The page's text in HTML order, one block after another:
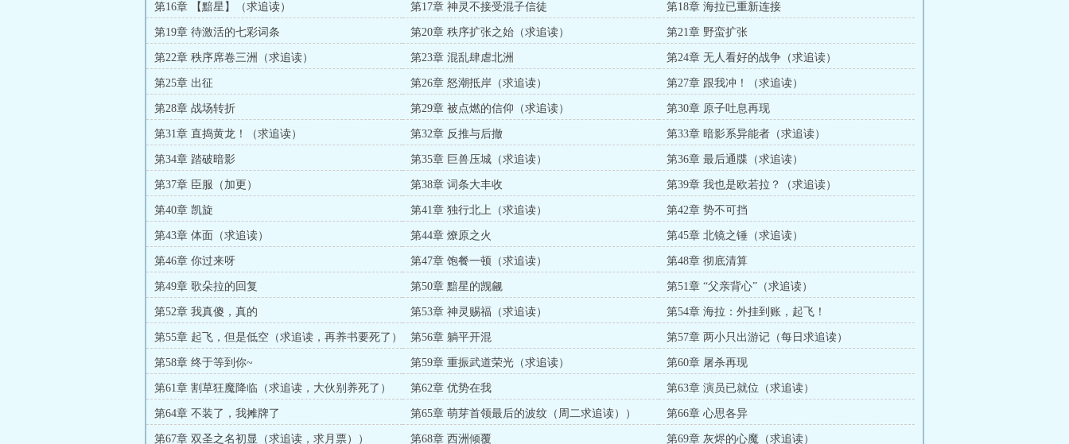
第16章 【黯星】（求追读） 第17章 神灵不接受混子信徒 第18章 海拉已重新连接
第19章 待激活的七彩词条 第20章 秩序扩张之始（求追读） 第21章 野蛮扩张
第22章 秩序席卷三洲（求追读） 第23章 混乱肆虐北洲 第24章 无人看好的战争（求追读）
第25章 出征 第26章 怒潮抵岸（求追读） 第27章 跟我冲！（求追读）
第28章 战场转折 第29章 被点燃的信仰（求追读） 第30章 原子吐息再现
第31章 直捣黄龙！（求追读） 第32章 反推与后撤 第33章 暗影系异能者（求追读）
第34章 踏破暗影 第35章 巨兽压城（求追读） 第36章 最后通牒（求追读）
第37章 臣服（加更） 第38章 词条大丰收 第39章 我也是欧若拉？（求追读）
第40章 凯旋 第41章 独行北上（求追读） 第42章 势不可挡
第43章 体面（求追读） 第44章 燎原之火 第45章 北镜之锤（求追读）
第46章 你过来呀 第47章 饱餐一顿（求追读） 第48章 彻底清算
第49章 歌朵拉的回复 第50章 黯星的觊觎 第51章 “父亲背心”（求追读）
第52章 我真傻，真的 第53章 神灵赐福（求追读） 第54章 海拉：外挂到账，起飞！
第55章 起飞，但是低空（求追读，再养书要死了） 第56章 躺平开混 第57章 两小只出游记（每日求追读）
第58章 终于等到你~ 第59章 重振武道荣光（求追读） 第60章 屠杀再现
第61章 割草狂魔降临（求追读，大伙别养死了） 第62章 优势在我 第63章 演员已就位（求追读）
第64章 不装了，我摊牌了 第65章 萌芽首领最后的波纹（周二求追读）） 第66章 心思各异
第67章 双圣之名初显（求追读，求月票）） 第68章 西洲倾覆 第69章 灰烬的心魔（求追读）